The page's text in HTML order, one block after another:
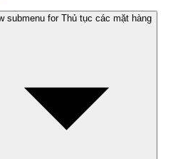
submenu for Thủ tục các mặt hàng